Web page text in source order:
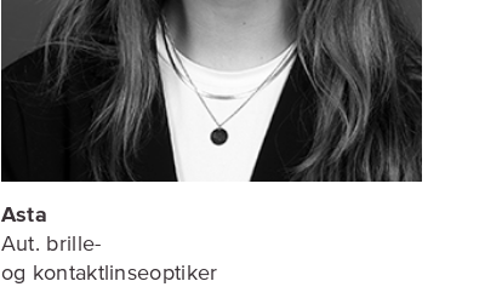
Asta
Aut. brille-
og kontaktlinseoptiker